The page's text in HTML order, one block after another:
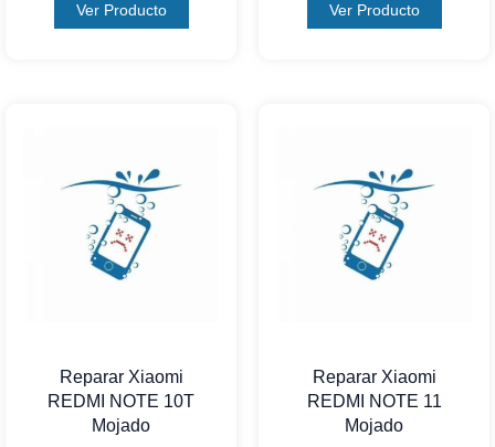
Ver Producto Ver Producto
Reparar Xiaomi
REDMI NOTE 10T
Mojado
Reparar Xiaomi
REDMI NOTE 11
Mojado